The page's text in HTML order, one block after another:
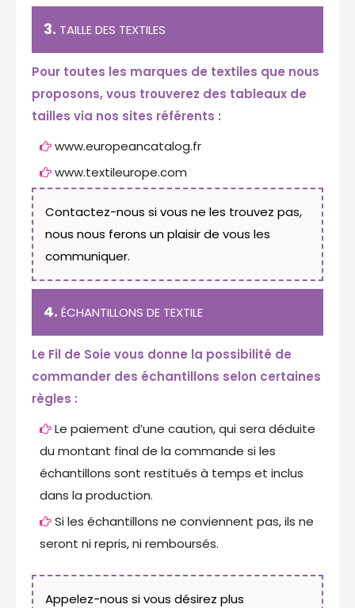
3. TAILLE DES TEXTILES
Pour toutes les marques de textiles que nous
proposons, vous trouverez des tableaux de
tailles via nos sites référents :
www.europeancatalog.fr
www.textileurope.com
Contactez-nous si vous ne les trouvez pas,
nous nous ferons un plaisir de vous les
communiquer.
4. ÉCHANTILLONS DE TEXTILE
Le Fil de Soie vous donne la possibilité de
commander des échantillons selon certaines
règles :
Le paiement d’une caution, qui sera déduite
du montant final de la commande si les
échantillons sont restitués à temps et inclus
dans la production.
Si les échantillons ne conviennent pas, ils ne
seront ni repris, ni remboursés.
Appelez-nous si vous désirez plus